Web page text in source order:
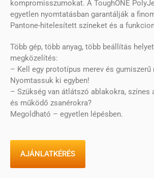
kompromisszumokat. A ToughONE
egyetlen nyomtatásban garantálják a
Pantone-hitelesített színeket és a
Több gép, több anyag, több beállítás
megközelítés:
– Kell egy prototípus merev és gumiszerű
Nyomtassuk ki egyben!
– Szükség van átlátszó ablakokra, színes
és működő zsanérokra?
Megoldható – egyetlen lépésben.
AJÁNLATKÉRÉS